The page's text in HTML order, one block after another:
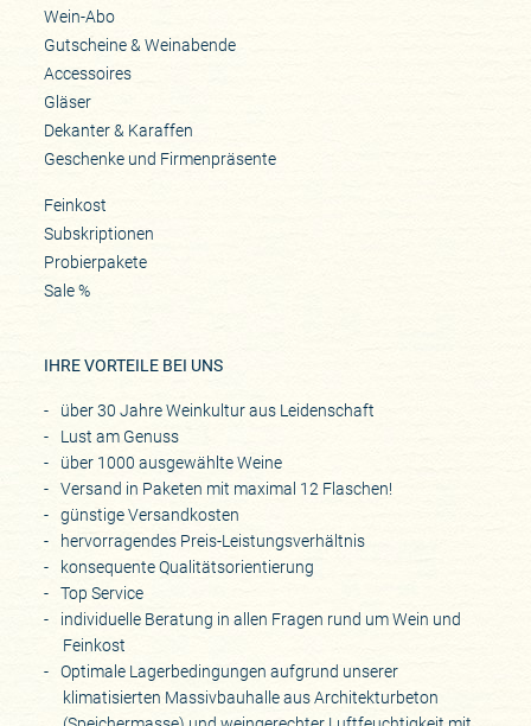
Wein-Abo
Gutscheine & Weinabende
Accessoires
Gläser
Dekanter & Karaffen
Geschenke und Firmenpräsente
Feinkost
Subskriptionen
Probierpakete
Sale %
IHRE VORTEILE BEI UNS
über 30 Jahre Weinkultur aus Leidenschaft
Lust am Genuss
über 1000 ausgewählte Weine
Versand in Paketen mit maximal 12 Flaschen!
günstige Versandkosten
hervorragendes Preis-Leistungsverhältnis
konsequente Qualitätsorientierung
Top Service
individuelle Beratung in allen Fragen rund um Wein und
Feinkost
Optimale Lagerbedingungen aufgrund unserer
klimatisierten Massivbauhalle aus Architekturbeton